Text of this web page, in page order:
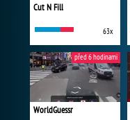
Cut N Fill
63x
WorldGuessr
před 6 hodinami